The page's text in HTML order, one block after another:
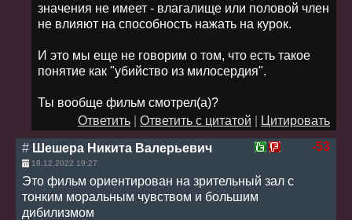
значения не имеет - влагалище или половой член
не влияют на способность нажать на курок.
И это мы еще не говорим о том, что есть такое
понятие как "убийство из милосердия".
Ты вообще фильм смотрел(а)?
Ответить
Ответить с цитатой
Цитировать
-53
# Шешера Никита Валерьевич
18.12.2022 19:27
Это фильм ориентирован на зрительный зал с
тонким моральным чувством и большим
дибилизмом